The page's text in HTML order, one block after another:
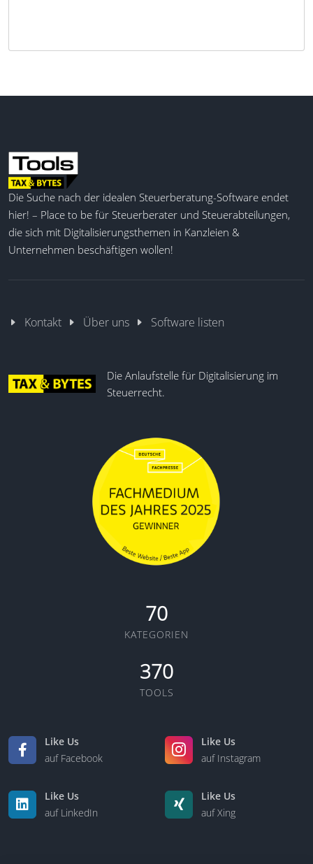
Die Suche nach der idealen Steuerberatung-Software endet
hier! – Place to be für Steuerberater und Steuerabteilungen,
die sich mit Digitalisierungsthemen in Kanzleien &
Unternehmen beschäftigen wollen!
Kontakt Über uns Software listen
Die Anlaufstelle für Digitalisierung im
Steuerrecht.
70
KATEGORIEN
370
TOOLS
Like Us
auf Facebook
Like Us
auf Instagram
Like Us
auf LinkedIn
Like Us
auf Xing